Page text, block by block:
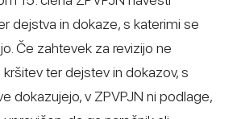
dejstva in dokaze, s katerimi se
Če zahtevek za revizijo ne
ter dejstev in dokazov, s
dokazujejo, v ZPVPJN ni podlage,